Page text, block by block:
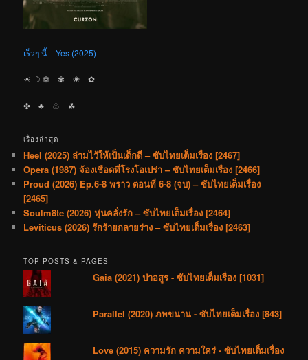
เร็วๆ นี้ – Yes (2025)
☀︎ ☽ ❁ ✾ ❀ ✿
✤ ♣︎ ♧ ☘︎
เรื่องล่าสุด
Heel (2025) ล่ามไว้ให้เป็นเด็กดี – ซับไทยเต็มเรื่อง [2467]
Opera (1987) จ้องเชือดที่โรงโอเปร่า – ซับไทยเต็มเรื่อง [2466]
Proud (2026) Ep.6-8 พราว ตอนที่ 6-8 (จบ) – ซับไทยเต็มเรื่อง
[2465]
Soulm8te (2026) หุ่นคลั่งรัก – ซับไทยเต็มเรื่อง [2464]
Leviticus (2026) รักร้ายกลายร่าง – ซับไทยเต็มเรื่อง [2463]
TOP POSTS & PAGES
Gaia (2021) ป่าอสูร - ซับไทยเต็มเรื่อง [1031]
Parallel (2020) ภพขนาน - ซับไทยเต็มเรื่อง [843]
Love (2015) ความรัก ความใคร่ - ซับไทยเต็มเรื่อง